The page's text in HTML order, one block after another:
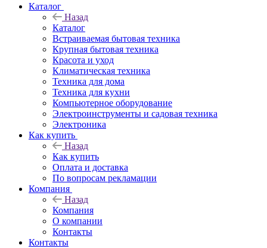
Каталог
Назад
Каталог
Встраиваемая бытовая техника
Крупная бытовая техника
Красота и уход
Климатическая техника
Техника для дома
Техника для кухни
Компьютерное оборудование
Электроинструменты и садовая техника
Электроника
Как купить
Назад
Как купить
Оплата и доставка
По вопросам рекламации
Компания
Назад
Компания
О компании
Контакты
Контакты